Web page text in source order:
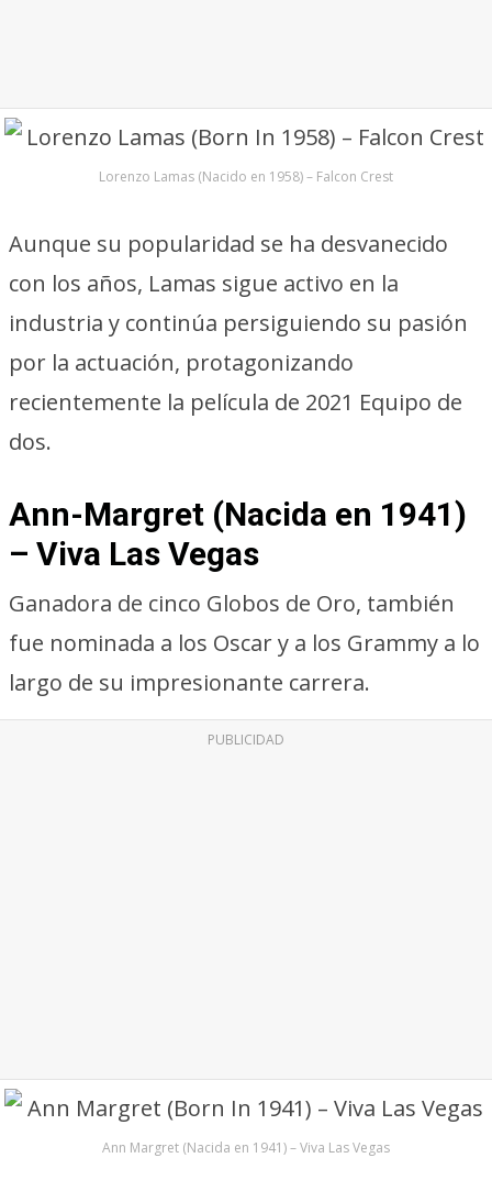
Lorenzo Lamas (Nacido en 1958) – Falcon Crest
Aunque su popularidad se ha desvanecido
con los años, Lamas sigue activo en la
industria y continúa persiguiendo su pasión
por la actuación, protagonizando
recientemente la película de 2021 Equipo de
dos.
Ann-Margret (Nacida en 1941)
– Viva Las Vegas
Ganadora de cinco Globos de Oro, también
fue nominada a los Oscar y a los Grammy a lo
largo de su impresionante carrera.
PUBLICIDAD
Ann Margret (Nacida en 1941) – Viva Las Vegas